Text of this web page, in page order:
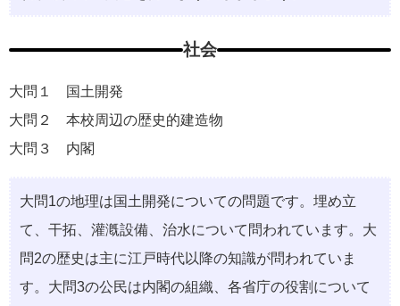
社会
大問１ 国土開発
大問２ 本校周辺の歴史的建造物
大問３ 内閣
大問1の地理は国土開発についての問題です。埋め立
て、干拓、灌漑設備、治水について問われています。大
問2の歴史は主に江戸時代以降の知識が問われていま
す。大問3の公民は内閣の組織、各省庁の役割について